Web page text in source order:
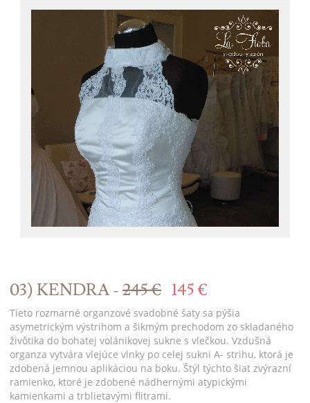
03) KENDRA -245 € 145 €
Tieto rozmarné organzové svadobné šaty sa pýšia
asymetrickým výstrihom a šikmým prechodom zo skladaného
živôtika do bohatej volánikovej sukne s vlečkou. Vzdušná
organza vytvára vlejúce vlnky po celej sukni A- strihu, ktorá je
zdobená jemnou aplikáciou na boku. Štýl týchto šiat zvýrazní
ramienko, ktoré je zdobené nádhernými atypickými
kamienkami a trblietavými flitrami.